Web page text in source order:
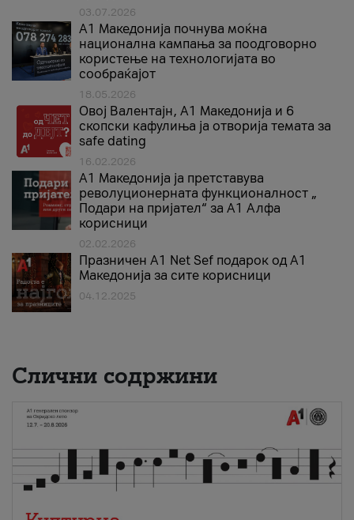
03.07.2026
A1 Македонија почнува моќна
национална кампања за поодговорно
користење на технологијата во
сообраќајот
18.05.2026
Овој Валентајн, A1 Македонија и 6
скопски кафулиња ја отворија темата за
safe dating
16.02.2026
А1 Македонија ја претставува
револуционерната функционалност „
Подари на пријател“ за А1 Алфа
корисници
02.02.2026
Празничен A1 Net Sеf подарок од А1
Македонија за сите корисници
04.12.2025
Слични содржини